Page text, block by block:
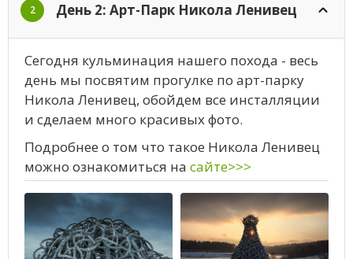
2 День 2: Арт-Парк Никола Ленивец
Сегодня кульминация нашего похода - весь
день мы посвятим прогулке по арт-парку
Никола Ленивец, обойдем все инсталляции
и сделаем много красивых фото.
Подробнее о том что такое Никола Ленивец
можно ознакомиться на сайте>>>